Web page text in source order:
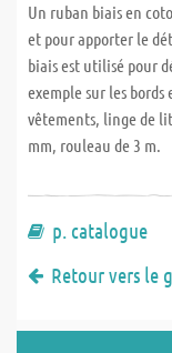
Un ruban biais en
et pour apporter le
biais est utilisé pour
exemple sur les bords
vêtements, linge de
mm, rouleau de 3 m.
p. catalogue
Retour vers le